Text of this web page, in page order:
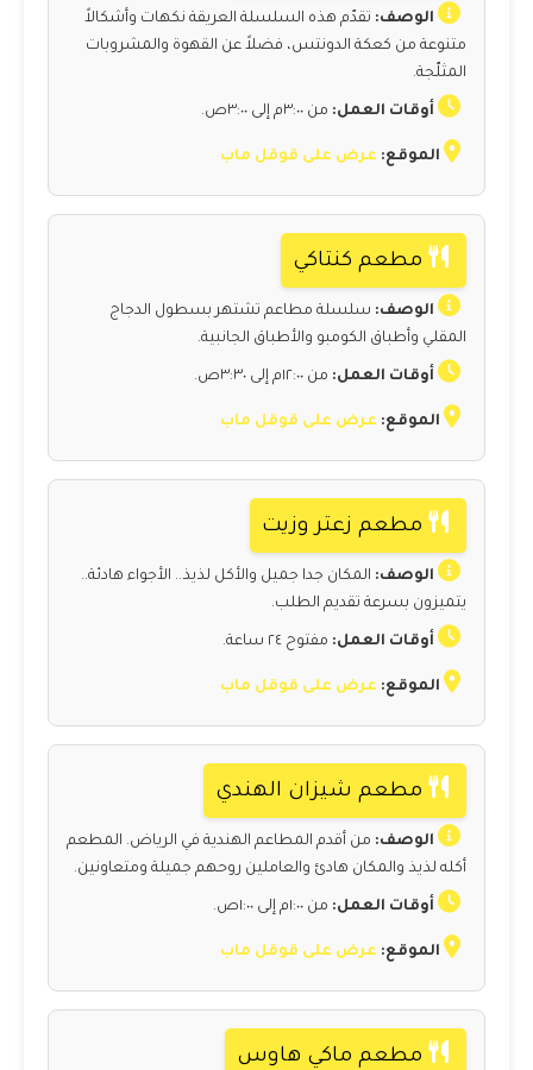
الوصف: تقدّم هذه السلسلة العريقة نكهات وأشكالاً
متنوعة من كعكة الدونتس، فضلاً عن القهوة والمشروبات
المثلّجة.
أوقات العمل: من ٣:٠٠م إلى ٣:٠٠ص.
الموقع: عرض على قوقل ماب
مطعم كنتاكي
الوصف: سلسلة مطاعم تشتهر بسطول الدجاج
المقلي وأطباق الكومبو والأطباق الجانبية.
أوقات العمل: من ١٢:٠٠م إلى ٣:٣٠ص.
الموقع: عرض على قوقل ماب
مطعم زعتر وزيت
الوصف: المكان جدا جميل والأكل لذيذ.. الأجواء هادئة..
يتميزون بسرعة تقديم الطلب.
أوقات العمل: مفتوح ٢٤ ساعة.
الموقع: عرض على قوقل ماب
مطعم شيزان الهندي
الوصف: من أقدم المطاعم الهندية في الرياض. المطعم
أكله لذيذ والمكان هادئ والعاملين روحهم جميلة ومتعاونين.
أوقات العمل: من ١:٠٠م إلى ١:٠٠ص.
الموقع: عرض على قوقل ماب
مطعم ماكي هاوس